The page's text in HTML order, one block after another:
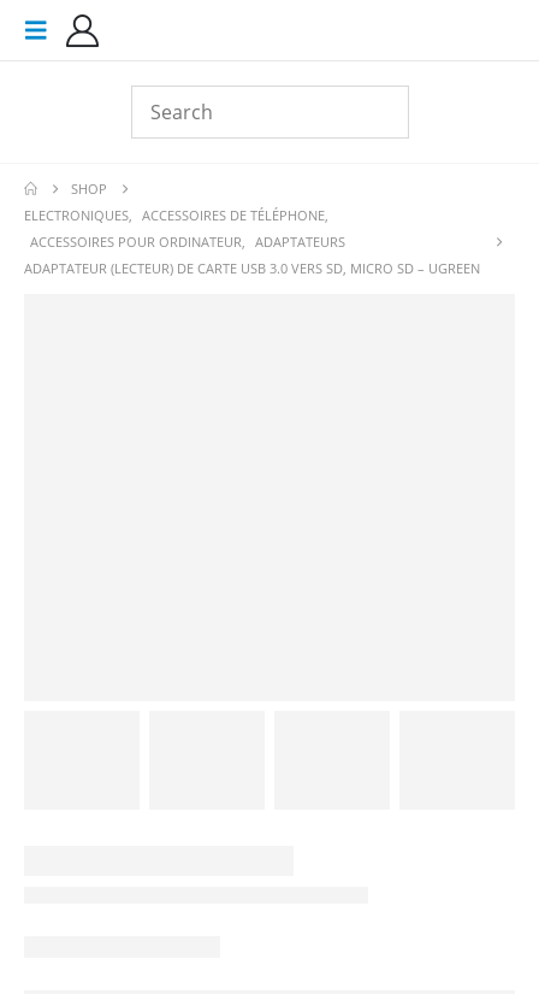
SHOP
ELECTRONIQUES, ACCESSOIRES DE TÉLÉPHONE,
ACCESSOIRES POUR ORDINATEUR, ADAPTATEURS
ADAPTATEUR (LECTEUR) DE CARTE USB 3.0 VERS SD, MICRO SD – UGREEN